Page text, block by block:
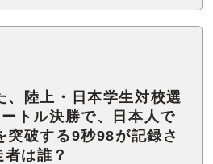
、陸上・日本学生対校選
トル決勝で、日本人で
突破する9秒98が記録さ
は誰？